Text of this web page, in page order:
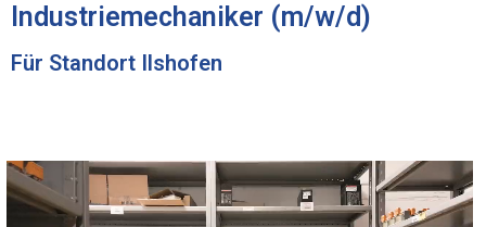
Industriemechaniker (m/w/d)
Für Standort Ilshofen